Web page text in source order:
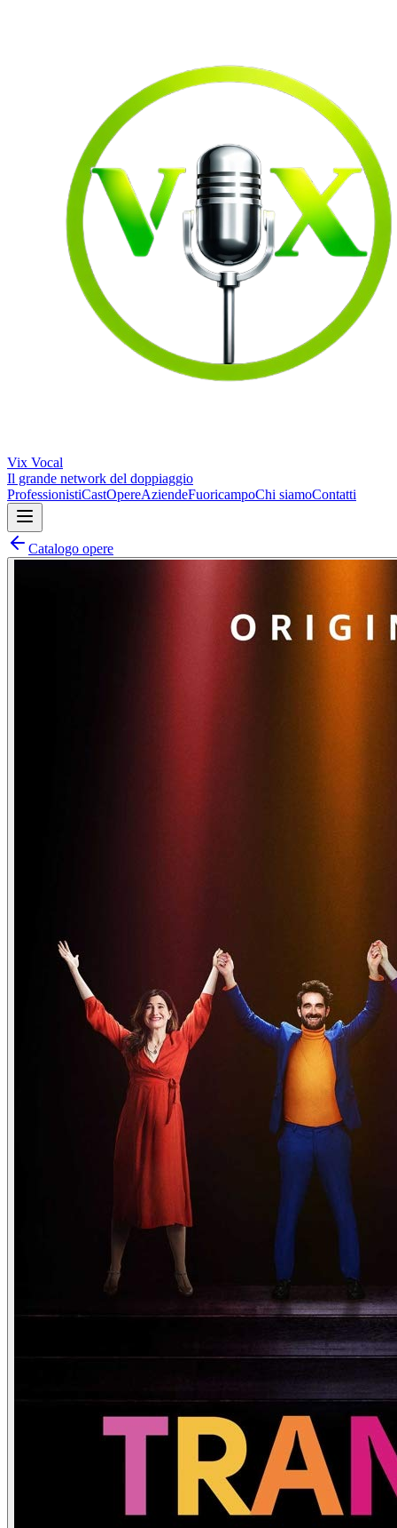
Vix Vocal
Il grande network del doppiaggio
ProfessionistiCastOpereAziendeFuoricampoChi siamoContatti
Catalogo opere